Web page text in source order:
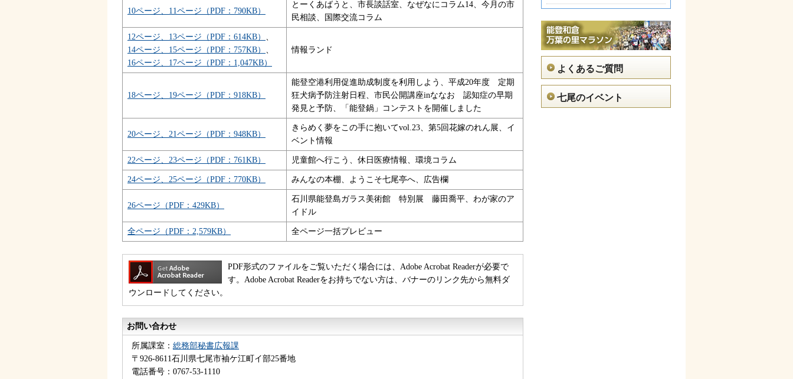
10ページ、11ページ（PDF：790KB）
とーくあばうと、市長談話室、なぜなにコラム14、今月の市
民相談、国際交流コラム
12ページ、13ページ（PDF：614KB）
14ページ、15ページ（PDF：757KB）
16ページ、17ページ（PDF：1,047KB）
情報ランド
18ページ、19ページ（PDF：918KB）
能登空港利用促進助成制度を利用しよう、平成20年度 定期
狂犬病予防注射日程、市民公開講座inななお 認知症の早期
発見と予防、「能登鍋」コンテストを開催しました
20ページ、21ページ（PDF：948KB）
きらめく夢をこの手に抱いてvol.23、第5回花嫁のれん展、イ
ベント情報
22ページ、23ページ（PDF：761KB） 児童館へ行こう、休日医療情報、環境コラム
24ページ、25ページ（PDF：770KB） みんなの本棚、ようこそ七尾亭へ、広告欄
26ページ（PDF：429KB）
石川県能登島ガラス美術館 特別展 藤田喬平、わが家のア
イドル
全ページ（PDF：2,579KB） 全ページ一括プレビュー
PDF形式のファイルをご覧いただく場合には、Adobe Acrobat Readerが必要で
す。Adobe Acrobat Readerをお持ちでない方は、バナーのリンク先から無料ダ
ウンロードしてください。
お問い合わせ
所属課室： 総務部秘書広報課
〒926-8611石川県七尾市袖ケ江町イ部25番地
電話番号：0767-53-1110
よくあるご質問
七尾のイベント